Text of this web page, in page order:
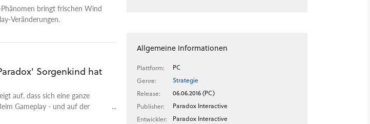
bringt frischen Wind
Veränderungen.
Sorgenkind hat
auf, dass sich eine ganze
Gameplay - und auf der
Allgemeine Informationen
Plattform:
PC
Genre:
Strategie
Release:
06.06.2016 (PC)
Publisher:
Paradox Interactive
Entwickler:
Paradox Interactive